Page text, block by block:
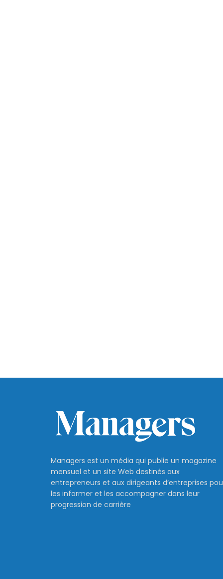
Managers est un média qui publie un magazine
mensuel et un site Web destinés aux
entrepreneurs et aux dirigeants d’entreprises
les informer et les accompagner dans leur
progression de carrière